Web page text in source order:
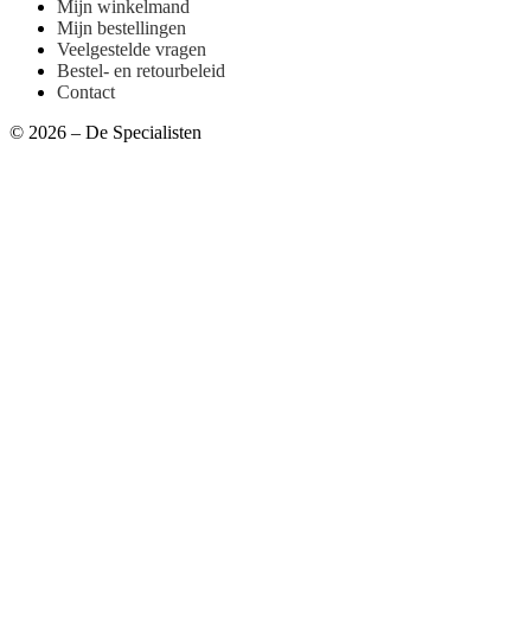
Mijn winkelmand
Mijn bestellingen
Veelgestelde vragen
Bestel- en retourbeleid
Contact
© 2026 – De Specialisten